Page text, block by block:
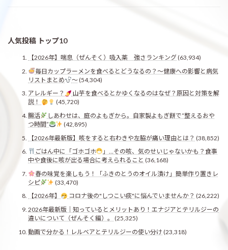
人気投稿 トップ10
【2026年】喘息（ぜんそく）吸入薬 強さランキング(63,934)
毎日カップラーメンを食べるとどうなるの？〜健康への影響と病気
リストまとめ
〜(54,304)
アレルギー？
山芋を食べるとかゆくなるのはなぜ？原因と対策を解
説！
(45,720)
腸活
しあわせは、庭のよもぎから。自家製よもぎ餅で“整えるおや
つ時間”
(42,895)
【2026年最新版】咳をすると右わきや左脇が痛い理由とは？ (38,852)
ごはん中に「ゴホゴホ
」…その咳、気のせいじゃないかも？食事
中や食後に咳が出る場合に考えられること (36,168)
春の味覚を楽しもう！「ふきのとうのオイル漬け」簡単作り置きレ
シピ
(33,470)
【2026年】
コロナ後の"しつこい痰"に悩んでいませんか？ (26,222)
2026年最新版｜知っているとメリットあり！エナジアとテリルジーの
違いについて（ぜんそく編）。
(25,325)
動画で分かる！レルベアとテリルジーの使い分け (23,318)